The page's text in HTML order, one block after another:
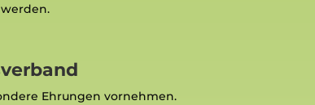
Ehrungen vornehmen.